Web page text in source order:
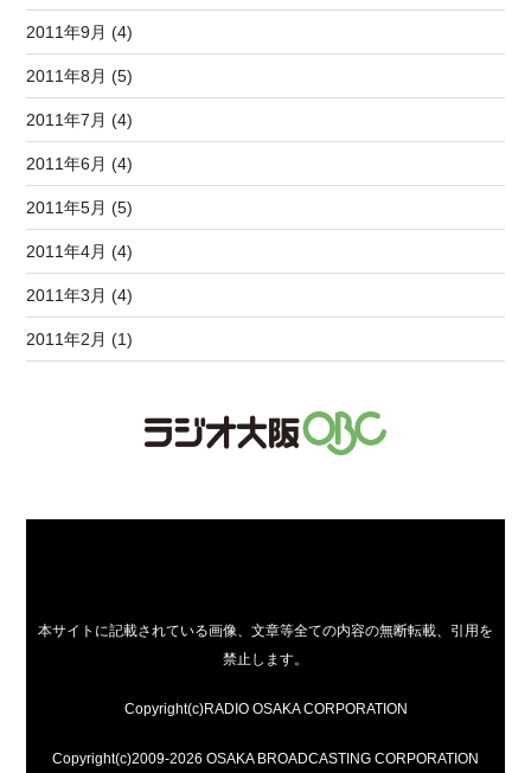
2011年9月 (4)
2011年8月 (5)
2011年7月 (4)
2011年6月 (4)
2011年5月 (5)
2011年4月 (4)
2011年3月 (4)
2011年2月 (1)
本サイトに記載されている画像、文章等全ての内容の無断転載、引用を
禁止します。
Copyright(c)RADIO OSAKA CORPORATION
Copyright(c)2009-2026 OSAKA BROADCASTING CORPORATION